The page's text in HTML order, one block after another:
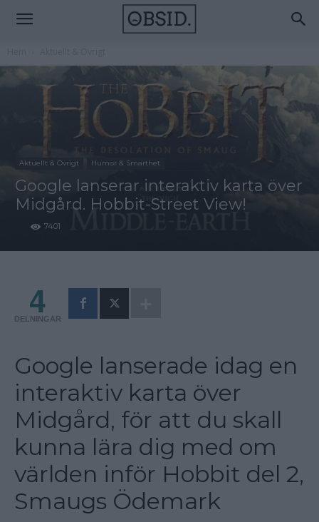
Aktuellt & Övrigt Humor & Smarthet
Google lanserar interaktiv karta över
Midgård. Hobbit-Street View!
7401
4
DELNINGAR
Google lanserade idag en
interaktiv karta över
Midgård, för att du skall
kunna lära dig med om
världen inför Hobbit del 2,
Smaugs Ödemark